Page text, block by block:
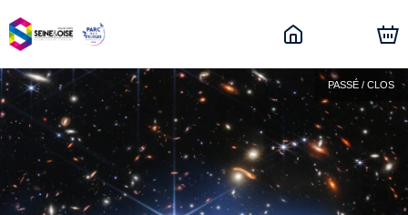
PASSÉ / CLOS